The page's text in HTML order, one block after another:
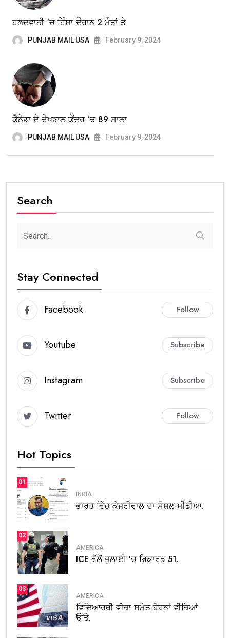
ਹਲਦਵਾਨੀ ‘ਚ ਹਿੰਸਾ ਦੌਰਾਨ 2 ਮੌਤਾਂ ਤੇ
PUNJAB MAIL USA February 9, 2024
ਕੈਨੇਡਾ ਦੇ ਦੇਖਭਾਲ ਕੇਂਦਰ ‘ਚ 89 ਸਾਲਾ
PUNJAB MAIL USA February 9, 2024
Search
Stay Connected
Facebook Follow
Youtube Subscribe
Instagram Subscribe
Twitter Follow
Hot Topics
01
INDIA
ਭਾਰਤ ਵਿੱਚ ਕੇਜਰੀਵਾਲ ਦਾ ਸੋਸ਼ਲ ਮੀਡੀਆ.
02
AMERICA
ICE ਵੱਲੋਂ ਜੁਲਾਈ ‘ਚ ਰਿਕਾਰਡ 51.
03
AMERICA
ਵਿਦਿਆਰਥੀ ਵੀਜ਼ਾ ਸਮੇਤ ਹੋਰਨਾਂ ਵੀਜ਼ਿਆਂ
ਉੱਤੇ.